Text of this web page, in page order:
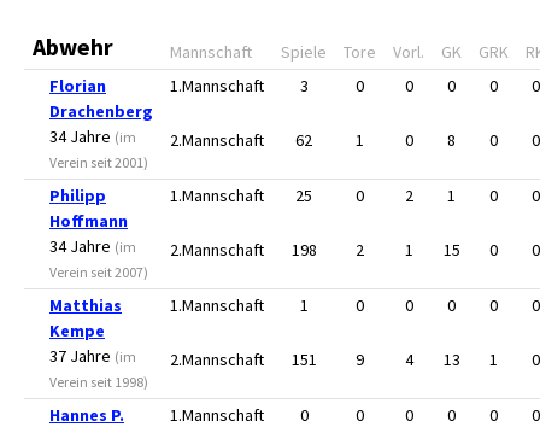
Abwehr Mannschaft Spiele Tore Vorl. GK GRK
Florian
Drachenberg
34 Jahre (im
Verein seit 2001)
1.Mannschaft 3 0 0 0 0 0
2.Mannschaft 62 1 0 8 0 0
Philipp
Hoffmann
34 Jahre (im
Verein seit 2007)
1.Mannschaft 25 0 2 1 0 0
2.Mannschaft 198 2 1 15 0 0
Matthias
Kempe
37 Jahre (im
Verein seit 1998)
1.Mannschaft 1 0 0 0 0 0
2.Mannschaft 151 9 4 13 1 0
Hannes P.
1.Mannschaft 0 0 0 0 0
0